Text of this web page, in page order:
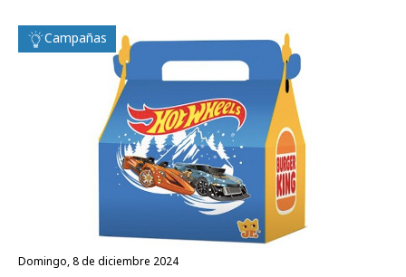
Campañas
domingo, 8 de diciembre 2024